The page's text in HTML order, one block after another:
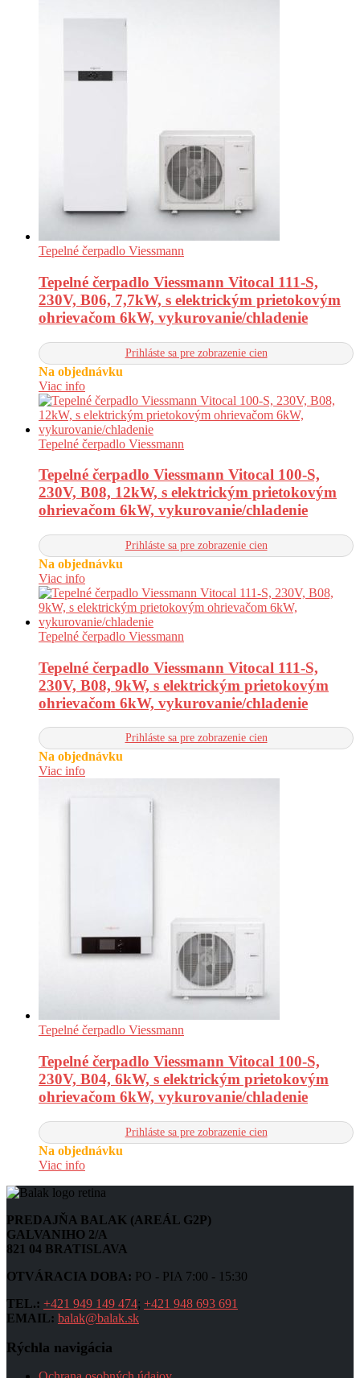
Tepelné čerpadlo Viessmann
Tepelné čerpadlo Viessmann Vitocal 111-S,
230V, B06, 7,7kW, s elektrickým prietokovým
ohrievačom 6kW, vykurovanie/chladenie
Prihláste sa pre zobrazenie cien
Na objednávku
Viac info
Tepelné čerpadlo Viessmann
Tepelné čerpadlo Viessmann Vitocal 100-S,
230V, B08, 12kW, s elektrickým prietokovým
ohrievačom 6kW, vykurovanie/chladenie
Prihláste sa pre zobrazenie cien
Na objednávku
Viac info
Tepelné čerpadlo Viessmann
Tepelné čerpadlo Viessmann Vitocal 111-S,
230V, B08, 9kW, s elektrickým prietokovým
ohrievačom 6kW, vykurovanie/chladenie
Prihláste sa pre zobrazenie cien
Na objednávku
Viac info
Tepelné čerpadlo Viessmann
Tepelné čerpadlo Viessmann Vitocal 100-S,
230V, B04, 6kW, s elektrickým prietokovým
ohrievačom 6kW, vykurovanie/chladenie
Prihláste sa pre zobrazenie cien
Na objednávku
Viac info
PREDAJŇA BALAK (AREÁL G2P)
GALVANIHO 2/A
821 04 BRATISLAVA
OTVÁRACIA DOBA: PO - PIA 7:00 - 15:30
TEL.: +421 949 149 474; +421 948 693 691
EMAIL: balak@balak.sk
Rýchla navigácia